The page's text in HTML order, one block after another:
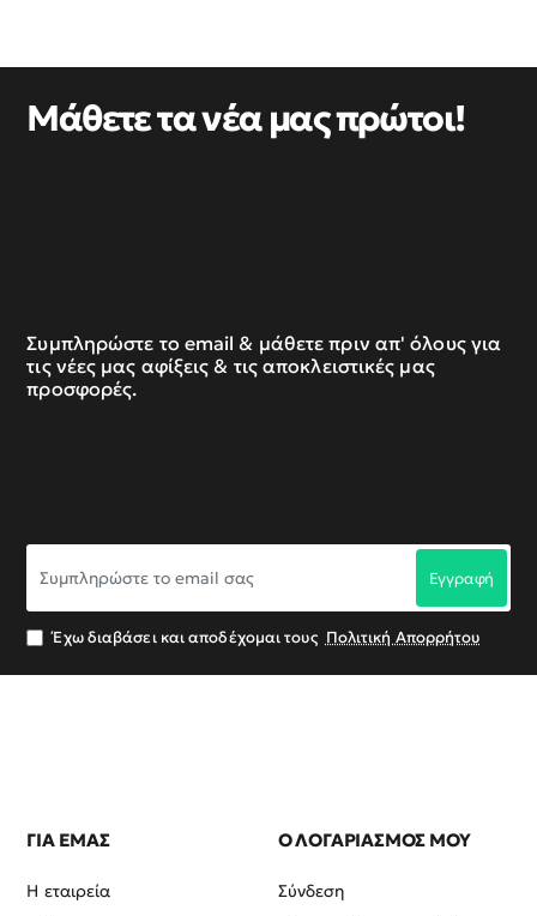
Μάθετε τα νέα μας πρώτοι!
Συμπληρώστε το email & μάθετε πριν απ' όλους για
τις νέες μας αφίξεις & τις αποκλειστικές μας
προσφορές.
το
σας
Εγγραφή
Έχω διαβάσει και αποδέχομαι τους Πολιτική Απορρήτου
ΓΙΑ ΕΜΑΣ
Η εταιρεία
Ο ΛΟΓΑΡΙΑΣΜΟΣ ΜΟΥ
Σύνδεση